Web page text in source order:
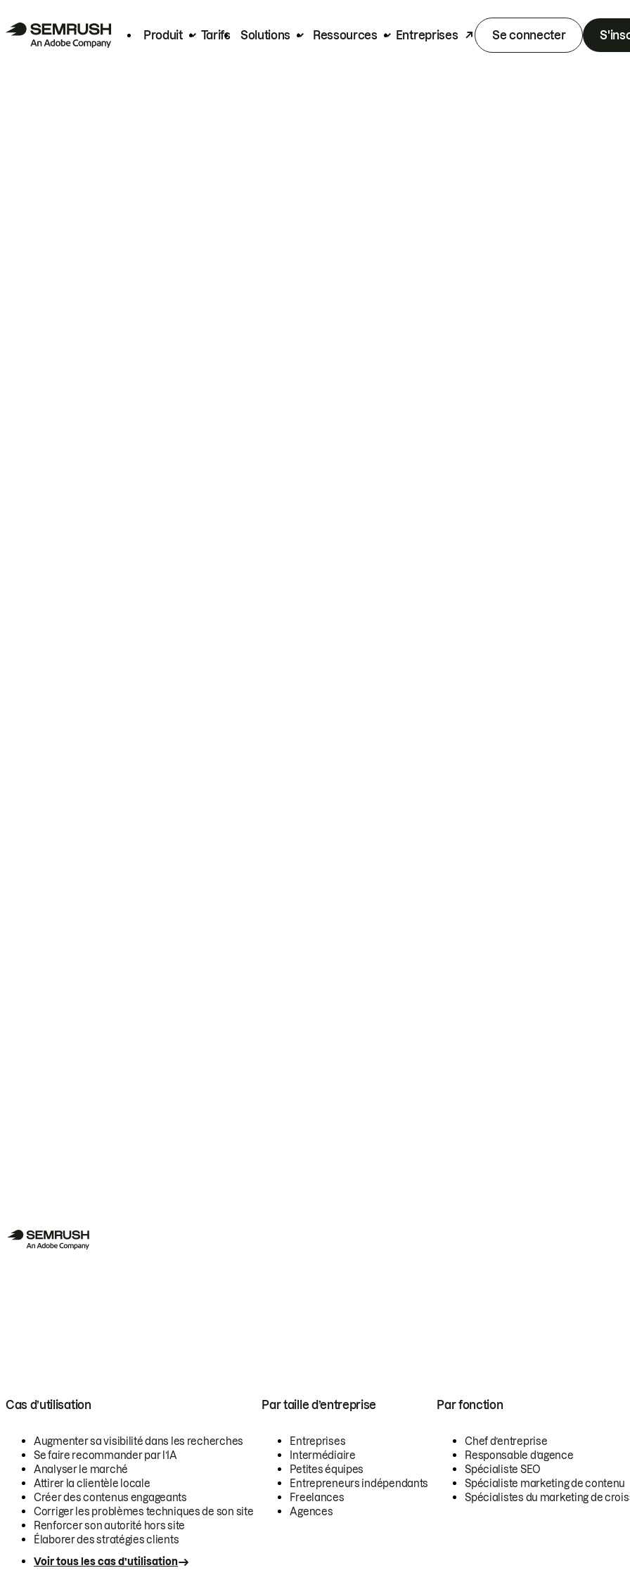
Produit Tarifs Solutions Ressources Entreprises Se connecter
Cas d’utilisation
Augmenter sa visibilité dans les recherches
Se faire recommander par l’IA
Analyser le marché
Attirer la clientèle locale
Créer des contenus engageants
Corriger les problèmes techniques de son site
Renforcer son autorité hors site
Élaborer des stratégies clients
Voir tous les cas d’utilisation
Par taille d’entreprise
Entreprises
Intermédiaire
Petites équipes
Entrepreneurs indépendants
Freelances
Agences
Par fonction
Chef d’entreprise
Responsable d’agence
Spécialiste SEO
Spécialiste marketing de contenu
Spécialistes du marketing de